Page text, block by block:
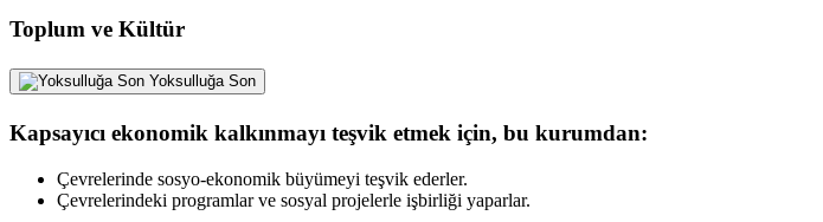
Toplum ve Kültür
Yoksulluğa Son
Kapsayıcı ekonomik kalkınmayı teşvik etmek için, bu kurumdan:
Çevrelerinde sosyo-ekonomik büyümeyi teşvik ederler.
Çevrelerindeki programlar ve sosyal projelerle işbirliği yaparlar.